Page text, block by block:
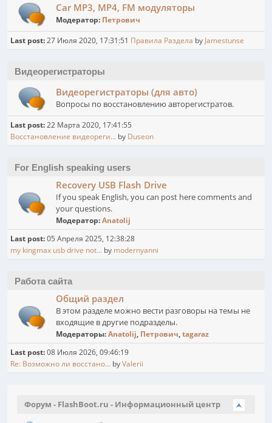
Car MP3, MP4, FM модуляторы
Модератор: Петрович
Last post:27 Июля 2020, 17:31:51 Правила Раздела by Jamestunse
Видеорегистраторы
Видеорегистраторы (для авто)
Вопросы по восстановлению авторегистратов.
Last post:22 Марта 2020, 17:41:55
Восстановление видеореги... by Duseon
For English speaking users
Recovery USB Flash Drive
If you speak English, you can post here comments and
your questions.
Модератор:Anatolij
Last post:05 Апреля 2025, 12:38:28
my kingmax usb drive not... by modernyanni
Работа сайта
Общий раздел
В этом разделе можно вести разговоры на темы не
входящие в другие подразделы.
Модераторы:Anatolij, Петрович,tagaraz
Last post:08 Июля 2026, 09:46:19
Re: Возможно ли восстано... byValerii
Форум - FlashBoot.ru - Информационный центр